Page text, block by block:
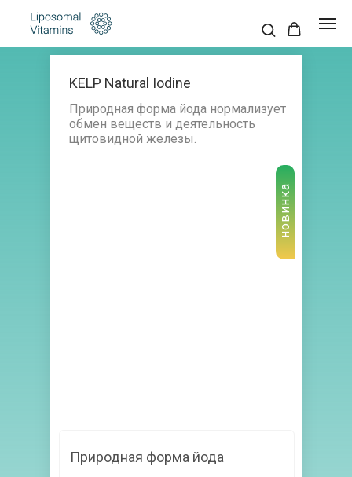
KELP Natural Iodine
Природная форма йода нормализует
обмен веществ и деятельность
щитовидной железы.
Природная форма йода
новинка